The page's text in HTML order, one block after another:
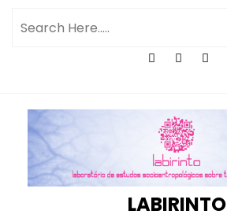
LABIRINTO